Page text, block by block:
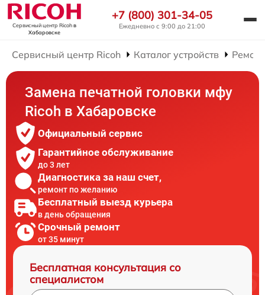
Сервисный центр Ricohв
Хабаровске
+7 (800) 301-34-05
Ежедневно с 9:00 до 21:00
Сервисный центр Ricoh Каталог устройств
Замена печатной головки мфу
Ricoh в Хабаровске
Официальный сервис
Гарантийное обслуживание
до 3 лет
Диагностика за наш счет,
ремонт по желанию
Бесплатный выезд курьера
в день обращения
Срочный ремонт
от 35 минут
Бесплатная консультация со
специалистом